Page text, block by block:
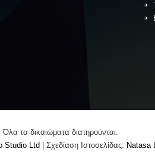
τα δικαιώματα διατηρούνται.
Studio Ltd | Σχεδίαση Ιστοσελίδας: Natasa